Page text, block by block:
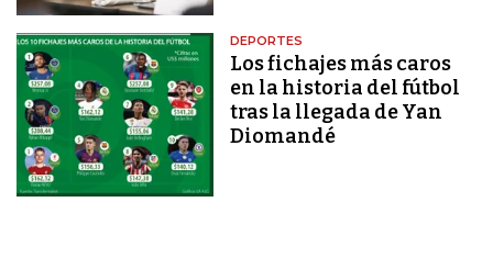
DEPORTES
Los fichajes más caros
en la historia del fútbol
tras la llegada de Yan
Diomandé